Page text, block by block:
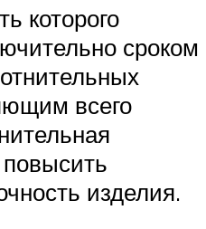
которого
сроком
всего
повысить
изделия.